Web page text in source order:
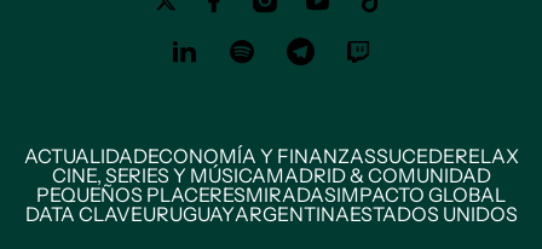
ACTUALIDADECONOMÍA Y FINANZASSUCEDERELAX
CINE, SERIES Y MÚSICAMADRID & COMUNIDAD
PEQUEÑOS PLACERESMIRADASIMPACTO GLOBAL
DATA CLAVEURUGUAYARGENTINAESTADOS UNIDOS